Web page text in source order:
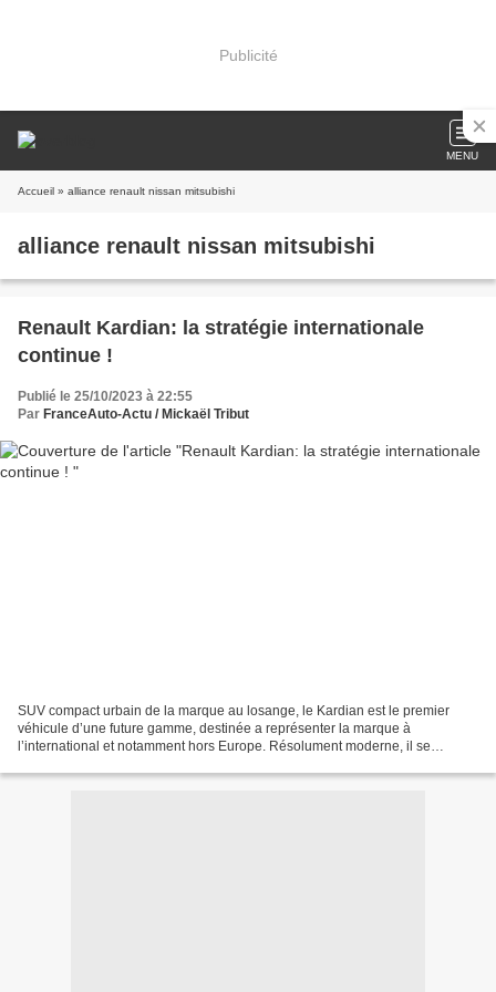
Publicité
MENU
Accueil » alliance renault nissan mitsubishi
alliance renault nissan mitsubishi
Renault Kardian: la stratégie internationale
continue !
Publié le 25/10/2023 à 22:55
Par FranceAuto-Actu / Mickaël Tribut
SUV compact urbain de la marque au losange, le Kardian est le premier
véhicule d’une future gamme, destinée a représenter la marque à
l’international et notamment hors Europe. Résolument moderne, il se